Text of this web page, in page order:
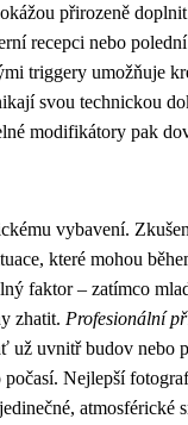
přirozeně
recepci nebo
triggery umožňuje
svou technickou
modifikátory pak
vybavení.
které mohou
faktor – zatímco
zhatit. Profesionální
už uvnitř budov nebo
Nejlepší
atmosférické